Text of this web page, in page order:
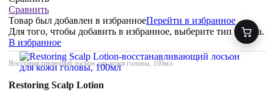
Сравнить
Товар был добавлен в избранноеПерейти в избранное
Для того, чтобы добавить в избранное, выберите тип товара.
В избранное
Восстанавливающий лосьон для кожи головы, 100мл
Restoring Scalp Lotion